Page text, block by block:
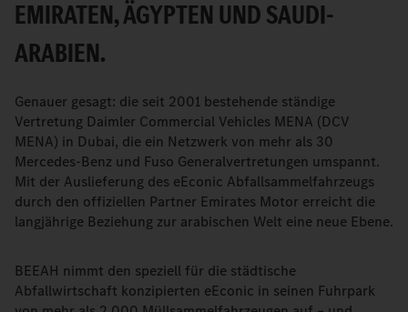
EMIRATEN, ÄGYPTEN UND SAUDI-
ARABIEN.
Genauer gesagt: die seit 2001 bestehende ständige
Vertretung Daimler Commercial Vehicles MENA (DCV
MENA) in Dubai, die ein Netzwerk von mehr als 30
Mercedes-Benz und Fuso Generalvertretungen umspannt.
Mit der Auslieferung des eEconic Abfallsammelfahrzeugs
durch den offiziellen Partner Emirates Motor erreicht die
langjährige Beziehung zur arabischen Welt eine neue Ebene.
BEEAH nimmt den speziell für die städtische
Abfallwirtschaft konzipierten eEconic in seinen Fuhrpark